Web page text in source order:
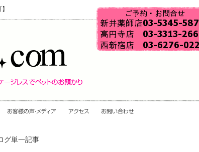
単一記事